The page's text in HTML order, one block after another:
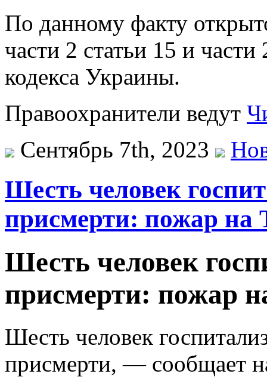
По данному факту
части 2 статьи 15 и
кодекса Украины.
Правоохранители ведут
Сентябрь 7th, 2023
Шесть человек
присмерти: пожар на
Шесть человек
присмерти: пожар
Шесть человек
присмерти, — сообщает